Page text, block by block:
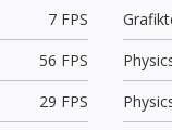
7 FPS
56 FPS
29 FPS